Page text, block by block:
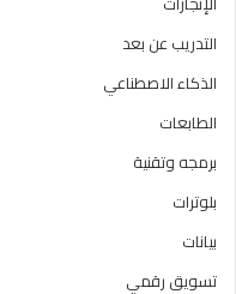
التدريب عن بعد
الذكاء الاصطناعي
الطابعات
برمجه وتقنية
بلوترات
بيانات
تسويق رقمي